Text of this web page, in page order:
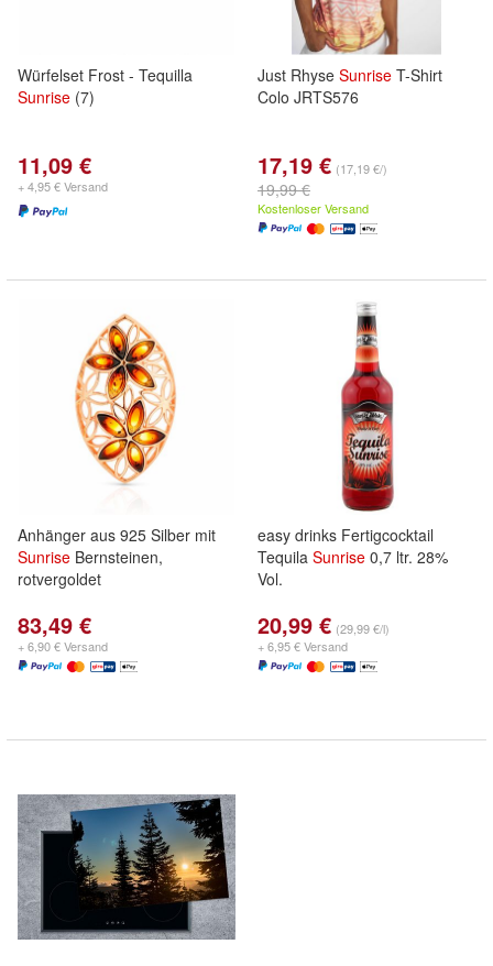
Würfelset Frost - Tequilla
Sunrise (7)
11,09 €
+ 4,95 € Versand
Just Rhyse Sunrise T-Shirt
Colo JRTS576
17,19 € (17,19 €/)
19,99 €
Kostenloser Versand
Anhänger aus 925 Silber mit
Sunrise Bernsteinen,
rotvergoldet
83,49 €
+ 6,90 € Versand
easy drinks Fertigcocktail
Tequila Sunrise 0,7 ltr. 28%
Vol.
20,99 € (29,99 €/l)
+ 6,95 € Versand